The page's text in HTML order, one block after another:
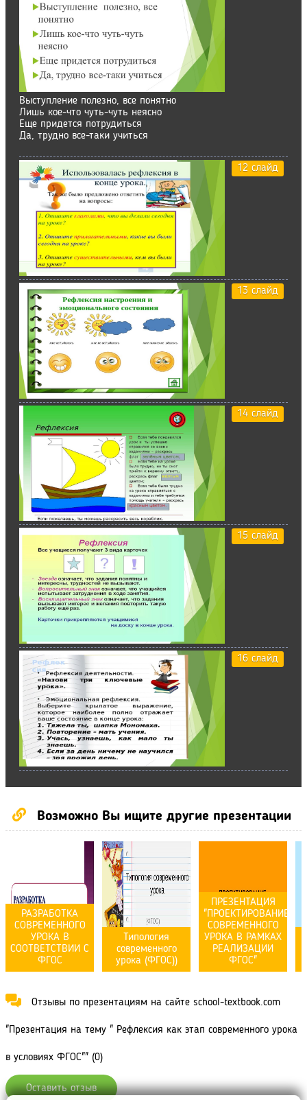
Выступление полезно, все понятно
Лишь кое-что чуть-чуть неясно
Еще придется потрудиться
Да, трудно все-таки учиться
12 слайд
13 слайд
14 слайд
15 слайд
16 слайд
Возможно Вы ищите другие презентации
РАЗРАБОТКА
СОВРЕМЕННОГО
УРОКА В
СООТВЕТСТВИИ С
ФГОС
Типология
современного
урока (ФГОС))
ПРЕЗЕНТАЦИЯ
"ПРОЕКТИРОВАНИЕ
СОВРЕМЕННОГО
УРОКА В РАМКАХ
РЕАЛИЗАЦИИ
ФГОС"
Отзывы по презентациям на сайте school-textbook.com
"Презентация на тему " Рефлексия как этап современного урока
в условиях ФГОС"" (0)
Оставить отзыв